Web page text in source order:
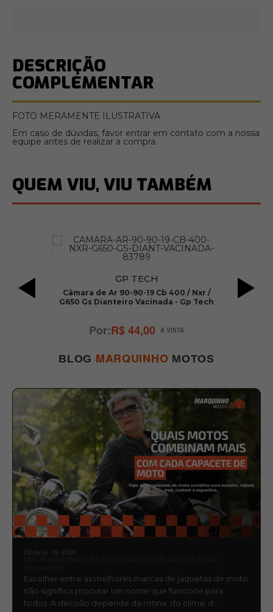
DESCRIÇÃO
COMPLEMENTAR
FOTO MERAMENTE ILUSTRATIVA
Em caso de dúvidas, favor entrar em contato com a nossa
equipe antes de realizar a compra.
QUEM VIU, VIU TAMBÉM
GP TECH
Câmara de Ar 90-90-19 Cb 400 / Nxr /
G650 Gs Dianteiro Vacinada - Gp Tech
R$ 44,00
BLOG MARQUINHO MOTOS
29 de jul. de 2026
Escolher entre as melhores marcas de jaquetas de moto
não significa procurar um nome que funcione para
todos. A decisão depende da rotina, do clima, d…